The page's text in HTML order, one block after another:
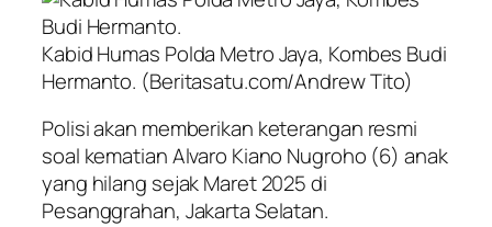
Kabid Humas Polda Metro Jaya, Kombes Budi
Hermanto. (Beritasatu.com/Andrew Tito)
Polisi akan memberikan keterangan resmi
soal kematian Alvaro Kiano Nugroho (6) anak
yang hilang sejak Maret 2025 di
Pesanggrahan, Jakarta Selatan.